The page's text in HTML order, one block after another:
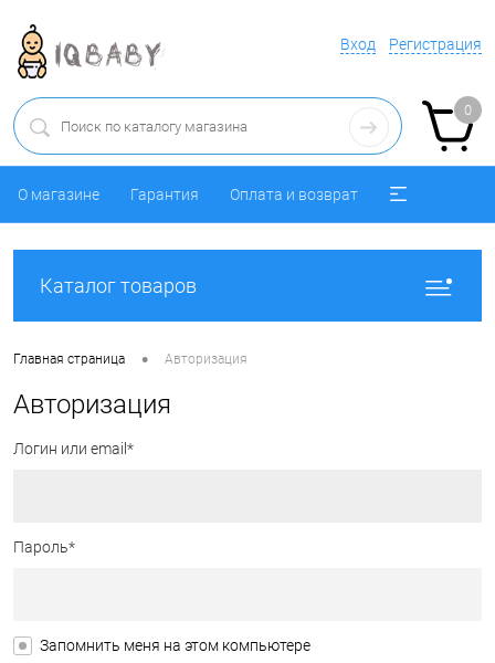
Вход Регистрация
0
О магазине Гарантия Оплата и возврат
Каталог товаров
Главная страница • Авторизация
Авторизация
Логин или email*
Пароль*
Запомнить меня на этом компьютере